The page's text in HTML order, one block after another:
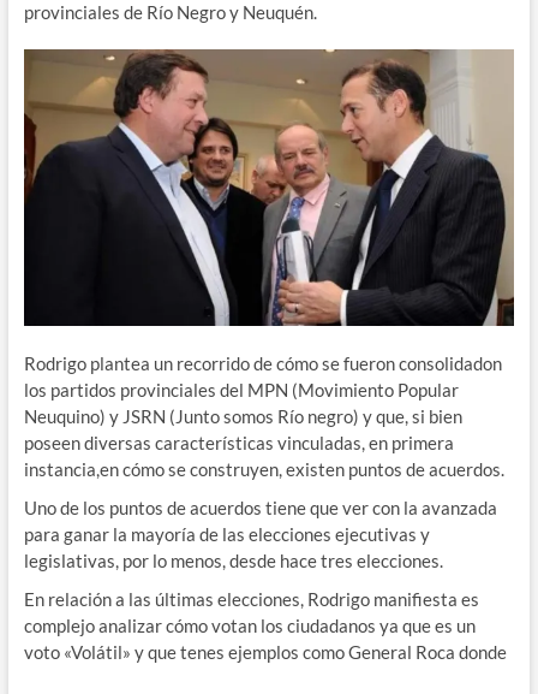
provinciales de Río Negro y Neuquén.
Rodrigo plantea un recorrido de cómo se fueron consolidadon
los partidos provinciales del MPN (Movimiento Popular
Neuquino) y JSRN (Junto somos Río negro) y que, si bien
poseen diversas características vinculadas, en primera
instancia,en cómo se construyen, existen puntos de acuerdos.
Uno de los puntos de acuerdos tiene que ver con la avanzada
para ganar la mayoría de las elecciones ejecutivas y
legislativas, por lo menos, desde hace tres elecciones.
En relación a las últimas elecciones, Rodrigo manifiesta es
complejo analizar cómo votan los ciudadanos ya que es un
voto «Volátil» y que tenes ejemplos como General Roca donde